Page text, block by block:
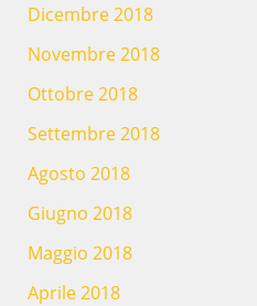
Dicembre 2018
Novembre 2018
Ottobre 2018
Settembre 2018
Agosto 2018
Giugno 2018
Maggio 2018
Aprile 2018